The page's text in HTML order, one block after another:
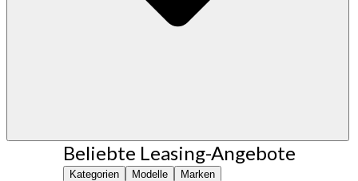
Beliebte Leasing-Angebote
Kategorien Modelle Marken